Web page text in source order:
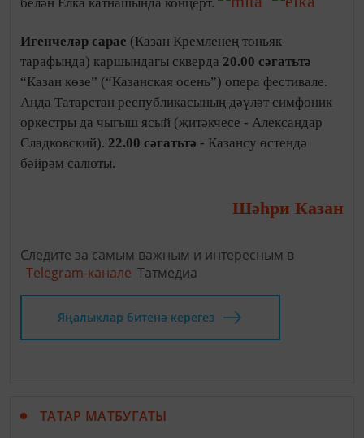
Игенчеләр сарае (Казан Кремленең төньяк
тарафында) каршындагы скверда 20.00 сәгатьтә
“Казан көзе” (“Казанская осень”) опера фестивале.
Анда Татарстан республикасының дәүләт симфоник
оркестры да чыгыш ясый (җитәкчесе - Александар
Сладковский). 22.00 сәгатьтә - Казансу өстендә
бәйрәм салюты.
Шәһри Казан
Следите за самым важным и интересным в
Telegram-канале Татмедиа
Яңалыклар битенә керегез
ТАТАР МАТБУГАТЫ